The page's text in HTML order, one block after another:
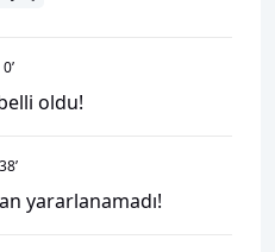
0’
oldu!
38’
yararlanamadı!